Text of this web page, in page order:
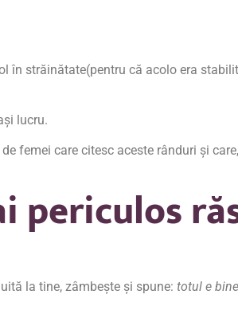
în străinătate(pentru că acolo era
lucru.
femei care citesc aceste rânduri și
periculos
la tine, zâmbește și spune: totul e